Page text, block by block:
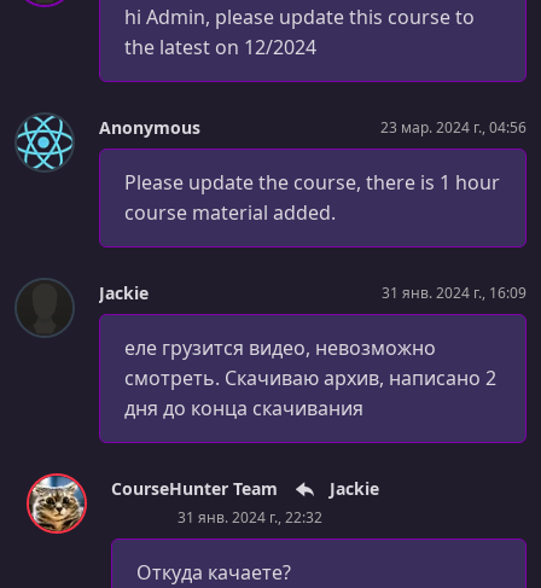
00:18:34
12.7. Running out of TCP Source Ports
hi Admin, please update this course to
the latest on 12/2024
Anonymous 23 мар. 2024 г., 04:56
Please update the course, there is 1 hour
course material added.
Jackie 31 янв. 2024 г., 16:09
еле грузится видео, невозможно
смотреть. Скачиваю архив, написано 2
дня до конца скачивания
CourseHunter Team Jackie
31 янв. 2024 г., 22:32
Откуда качаете?